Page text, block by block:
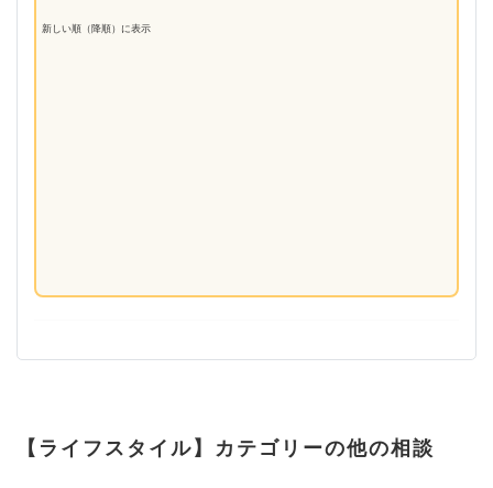
新しい順（降順）に表示
【ライフスタイル】カテゴリーの他の相談